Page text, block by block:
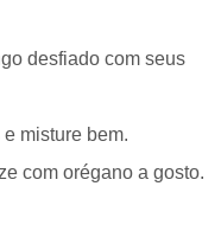
desfiado com seus
misture bem.
com orégano a gosto.